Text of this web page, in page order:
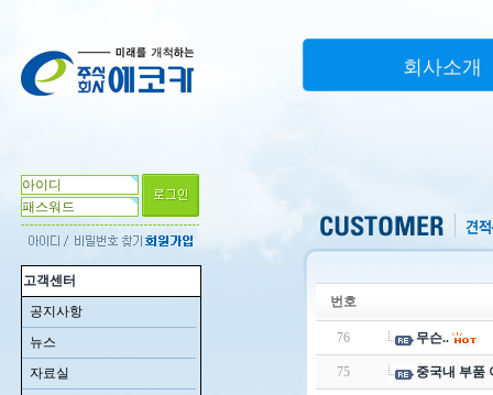
고객센터
공지사항
뉴스
자료실
회사소개
번호
76 무슨..
75 중국내 부품